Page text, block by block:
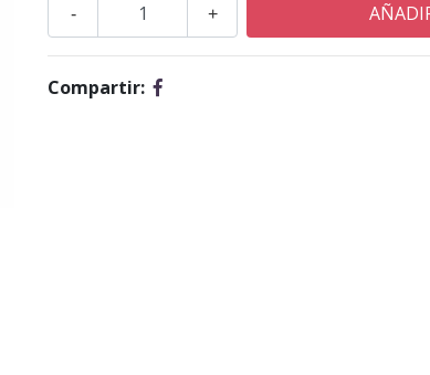
+
-
Compartir: